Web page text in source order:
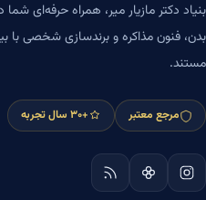
بنیاد دکتر مازیار میر، همراه حرفه‌ای
مستند.
مرجع معتبر +۳۰ سال تجربه